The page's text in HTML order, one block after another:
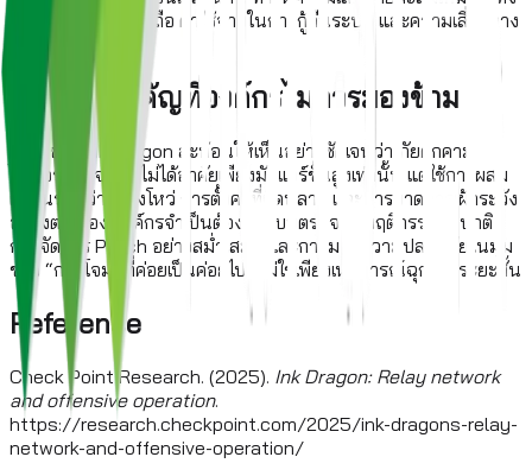
ในด้านความน่าเชื่อถือ ค่าใช้จ่ายในการกู้คืนระบบ และความเสี่ยงทาง
กฎหมาย
บทเรียนสำคัญที่องค์กรไม่ควรมองข้าม
กรณีของ Ink Dragon สะท้อนให้เห็นอย่างชัดเจนว่า ภัยคุกคาม
ไซเบอร์ในปัจจุบันไม่ได้อาศัยเพียงมัลแวร์ขั้นสูงเท่านั้น แต่ใช้การผสม
ผสานระหว่างช่องโหว่ การตั้งค่าที่ผิดพลาด และการขาดการเฝ้าระวัง
อย่างต่อเนื่อง องค์กรจำเป็นต้องมีระบบตรวจจับพฤติกรรมผิดปกติ
การจัดการ Patch อย่างสม่ำเสมอ และการมองความปลอดภัยในมุม
ของ “การโจมตีที่ค่อยเป็นค่อยไป” ไม่ใช่เพียงเหตุการณ์ฉุกเฉินระยะสั้น
Reference
Check Point Research. (2025). Ink Dragon: Relay network
and offensive operation.
https://research.checkpoint.com/2025/ink-dragons-relay-
network-and-offensive-operation/